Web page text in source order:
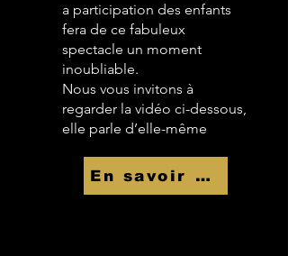
a participation des enfants
fera de ce fabuleux
spectacle un moment
inoubliable.
Nous vous invitons à
regarder la vidéo ci-dessous,
elle parle d’elle-même
En savoir Plus